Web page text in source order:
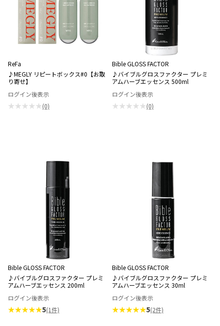
ReFa
♪MEGLY リピートボックス#0【お取
り寄せ】
ログイン後表示
★★★★★(0)
Bible GLOSS FACTOR
♪バイブルグロスファクター プレミ
アムハーブエッセンス 500ml
ログイン後表示
★★★★★(0)
Bible GLOSS FACTOR
♪バイブルグロスファクター プレミ
アムハーブエッセンス 200ml
ログイン後表示
★★★★★5(1件)
Bible GLOSS FACTOR
♪バイブルグロスファクター プレミ
アムハーブエッセンス 30ml
ログイン後表示
★★★★★5(2件)